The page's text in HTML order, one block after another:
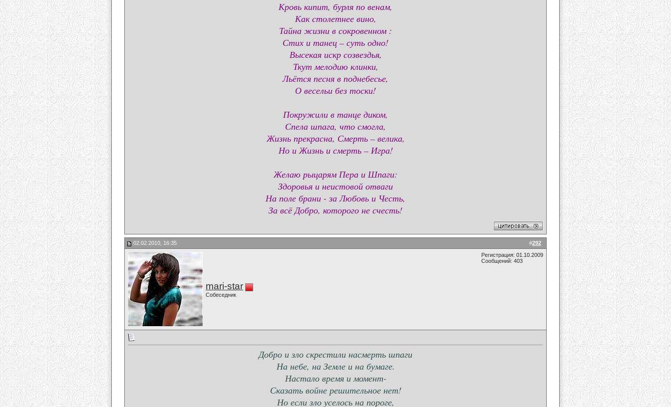
Кровь кипит, бурля по венам,
Как столетнее вино,
Тайна жизни в сокровенном :
Стих и танец – суть одно!
Высекая искр созвездья,
Ткут мелодию клинки,
Льётся песня в поднебесье,
О весельи без тоски!
Покружили в танце диком,
Спела шпага, что смогла,
Жизнь прекрасна, Смерть – велика,
Но и Жизнь и смерть – Игра!
Желаю рыцарям Пера и Шпаги:
Здоровья и неистовой отваги
На поле брани - за Любовь и Честь,
За всё Добро, которого не счесть!
#292
02.02.2010, 16:35
mari-star
Собеседник
Регистрация: 01.10.2009
Сообщений: 403
Добро и зло скрестили насмерть шпаги
На небе, на Земле и на бумаге.
Настало время и момент-
Сказать войне решительное нет!
Но если зло уселось на пороге,